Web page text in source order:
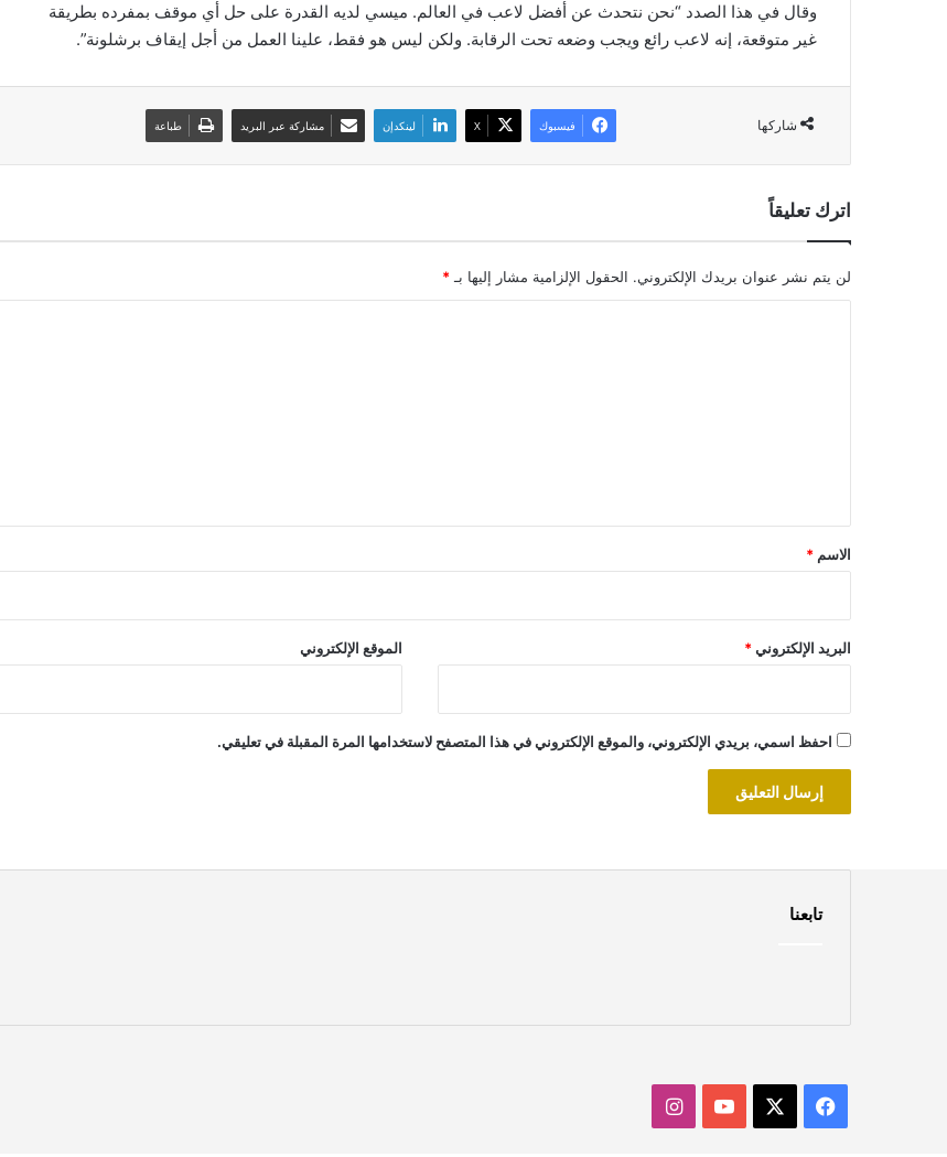
وقال في هذا الصدد “نحن نتحدث عن أفضل لاعب في العالم. ميسي لديه القدرة على حل أي موقف بمفرده بطريقة
غير متوقعة، إنه لاعب رائع ويجب وضعه تحت الرقابة. ولكن ليس هو فقط، علينا العمل من أجل إيقاف برشلونة”.
شاركها فيسبوك ‫X لينكدإن مشاركة عبر البريد طباعة
اترك تعليقاً
لن يتم نشر عنوان بريدك الإلكتروني. الحقول الإلزامية مشار إليها بـ*
*
الاسم *
البريد الإلكتروني* الموقع الإلكتروني
احفظ اسمي، بريدي الإلكتروني، والموقع الإلكتروني في هذا المتصفح لاستخدامها المرة المقبلة في تعليقي.
تابعنا
فيسبوك ‫YouTubeانستقرام